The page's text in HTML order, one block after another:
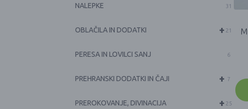
NALEPKE 31
+
OBLAČILA IN DODATKI 21
PERESA IN LOVILCI SANJ 6
+
PREHRANSKI DODATKI IN ČAJI 7
+
PREROKOVANJE, DIVINACIJA 25